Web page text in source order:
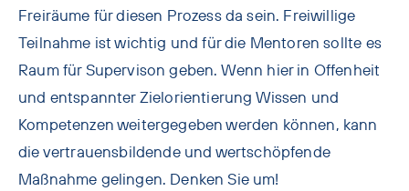
Freiräume für diesen Prozess da sein. Freiwillige
Teilnahme ist wichtig und für die Mentoren sollte es
Raum für Supervison geben. Wenn hier in Offenheit
und entspannter Zielorientierung Wissen und
Kompetenzen weitergegeben werden können, kann
die vertrauensbildende und wertschöpfende
Maßnahme gelingen. Denken Sie um!